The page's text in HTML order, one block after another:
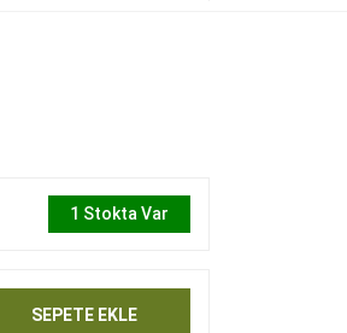
1 Stokta Var
SEPETE EKLE